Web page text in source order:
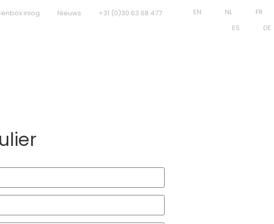
inlog Nieuws +31 (0)30 63 68 477 EN NL
FR
ES
DE